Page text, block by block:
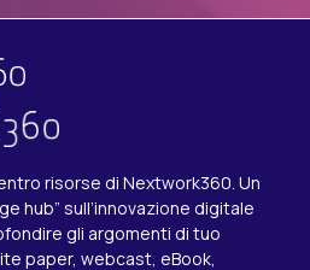
risorse di Nextwork360. Un
hub” sull’innovazione digitale
gli argomenti di tuo
paper, webcast, eBook,